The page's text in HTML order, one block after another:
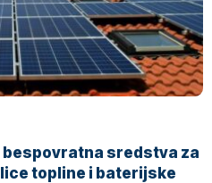
sredstva za
topline i baterijske